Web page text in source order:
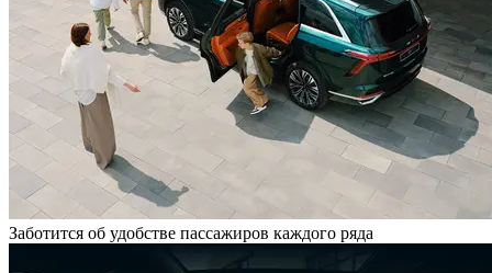
Заботится об удобстве пассажиров каждого ряда